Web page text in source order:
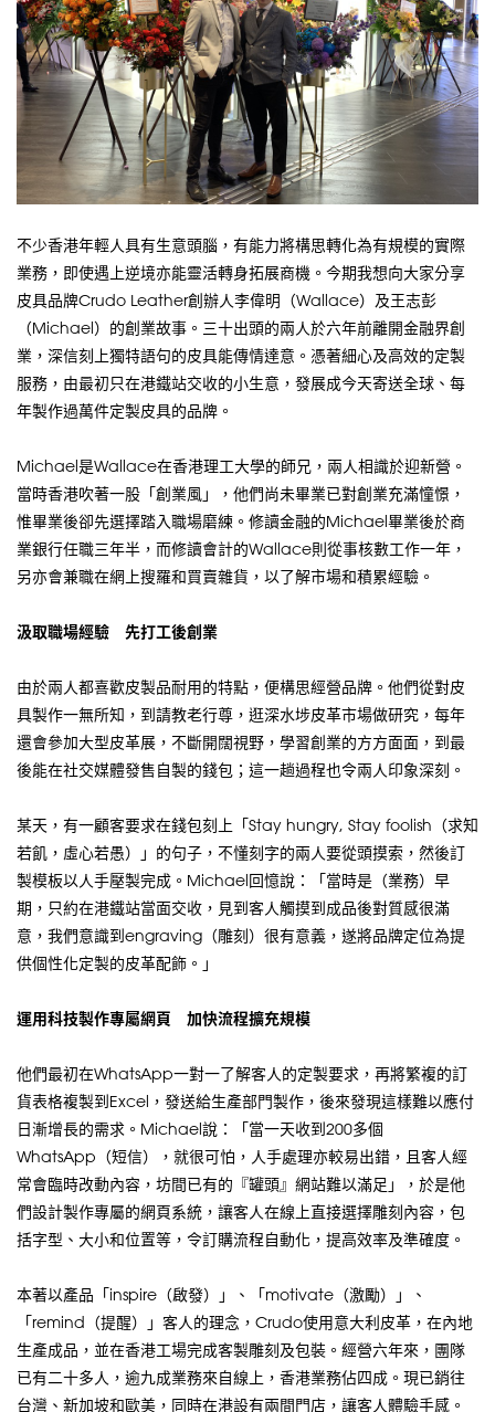
不少香港年輕人具有生意頭腦，有能力將構思轉化為有規模的實際
業務，即使遇上逆境亦能靈活轉身拓展商機。今期我想向大家分享
皮具品牌Crudo Leather創辦人李偉明（Wallace）及王志彭
（Michael）的創業故事。三十出頭的兩人於六年前離開金融界創
業，深信刻上獨特語句的皮具能傳情達意。憑著細心及高效的定製
服務，由最初只在港鐵站交收的小生意，發展成今天寄送全球、每
年製作過萬件定製皮具的品牌。
Michael是Wallace在香港理工大學的師兄，兩人相識於迎新營。
當時香港吹著一股「創業風」，他們尚未畢業已對創業充滿憧憬，
惟畢業後卻先選擇踏入職場磨練。修讀金融的Michael畢業後於商
業銀行任職三年半，而修讀會計的Wallace則從事核數工作一年，
另亦會兼職在網上搜羅和買賣雜貨，以了解市場和積累經驗。
汲取職場經驗 先打工後創業
由於兩人都喜歡皮製品耐用的特點，便構思經營品牌。他們從對皮
具製作一無所知，到請教老行尊，逛深水埗皮革市場做研究，每年
還會參加大型皮革展，不斷開闊視野，學習創業的方方面面，到最
後能在社交媒體發售自製的錢包；這一趟過程也令兩人印象深刻。
某天，有一顧客要求在錢包刻上「Stay hungry, Stay foolish（求知
若飢，虛心若愚）」的句子，不懂刻字的兩人要從頭摸索，然後訂
製模板以人手壓製完成。Michael回憶說：「當時是（業務）早
期，只約在港鐵站當面交收，見到客人觸摸到成品後對質感很滿
意，我們意識到engraving（雕刻）很有意義，遂將品牌定位為提
供個性化定製的皮革配飾。」
運用科技製作專屬網頁 加快流程擴充規模
他們最初在WhatsApp一對一了解客人的定製要求，再將繁複的訂
貨表格複製到Excel，發送給生產部門製作，後來發現這樣難以應付
日漸增長的需求。Michael說：「當一天收到200多個
WhatsApp（短信），就很可怕，人手處理亦較易出錯，且客人經
常會臨時改動內容，坊間已有的『罐頭』網站難以滿足」，於是他
們設計製作專屬的網頁系統，讓客人在線上直接選擇雕刻內容，包
括字型、大小和位置等，令訂購流程自動化，提高效率及準確度。
本著以產品「inspire（啟發）」、「motivate（激勵）」、
「remind（提醒）」客人的理念，Crudo使用意大利皮革，在內地
生產成品，並在香港工場完成客製雕刻及包裝。經營六年來，團隊
已有二十多人，逾九成業務來自線上，香港業務佔四成。現已銷往
台灣、新加坡和歐美，同時在港設有兩間門店，讓客人體驗手感。